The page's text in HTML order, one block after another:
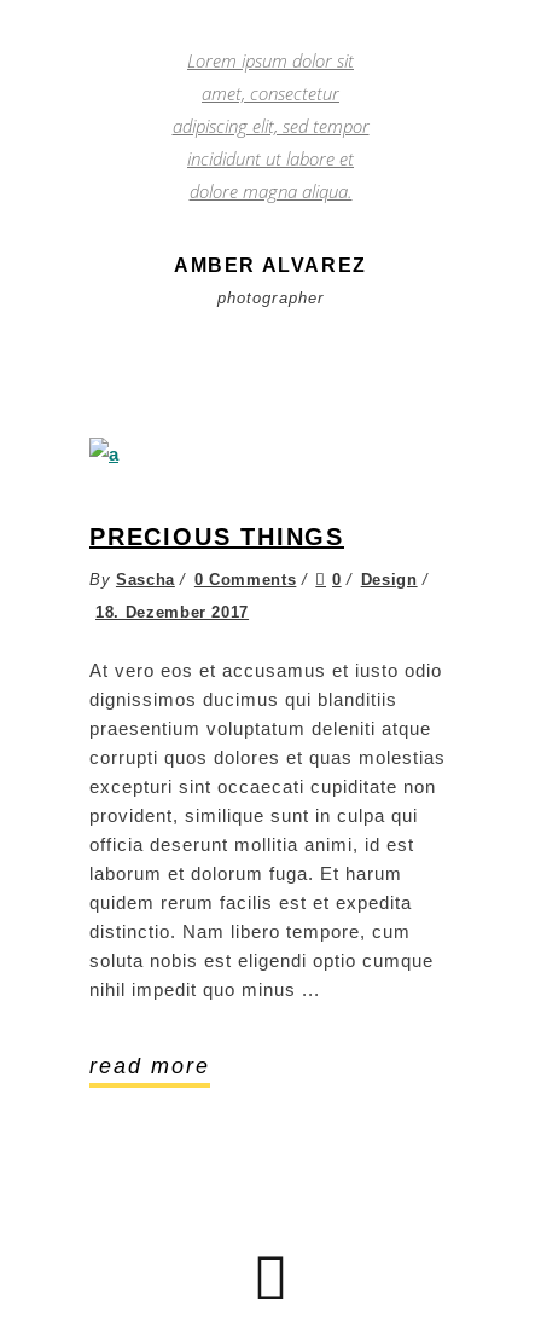
Lorem ipsum dolor sit
amet, consectetur
adipiscing elit, sed tempor
incididunt ut labore et
dolore magna aliqua.
AMBER ALVAREZ
photographer
PRECIOUS THINGS
By Sascha 0 Comments 0
Design
18. Dezember 2017
At vero eos et accusamus et iusto odio
dignissimos ducimus qui blanditiis
praesentium voluptatum deleniti atque
corrupti quos dolores et quas molestias
excepturi sint occaecati cupiditate non
provident, similique sunt in culpa qui
officia deserunt mollitia animi, id est
laborum et dolorum fuga. Et harum
quidem rerum facilis est et expedita
distinctio. Nam libero tempore, cum
soluta nobis est eligendi optio cumque
nihil impedit quo minus
read more